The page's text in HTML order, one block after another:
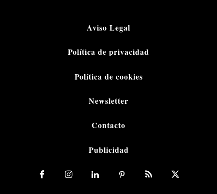
Aviso Legal
Política de privacidad
Política de cookies
Newsletter
Contacto
Publicidad